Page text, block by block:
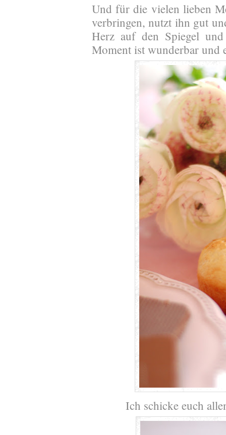
Und für die vielen lieben
verbringen, nutzt ihn gut
Herz auf den Spiegel
Moment ist wunderbar und
Ich schicke euch